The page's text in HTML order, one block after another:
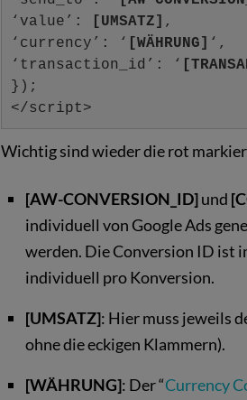
‘value’:
[UMSATZ] ,
‘currency’: ‘ [WÄHRUNG] ‘,
‘transaction_id’: ‘
});
</script>
Wichtig sind wieder die rot
[AW-CONVERSION_ID]und
individuell von Google Ads
werden. Die Conversion ID ist
individuell pro Konversion.
[UMSATZ]: Hier muss jeweils
ohne die eckigen Klammern).
[WÄHRUNG]: Der “Currency